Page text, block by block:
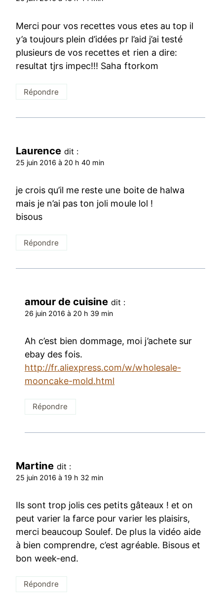
Merci pour vos recettes vous etes au top il
y’a toujours plein d’idées pr l’aid j’ai testé
plusieurs de vos recettes et rien a dire:
resultat tjrs impec!!! Saha ftorkom
Répondre
Laurence dit :
25 juin 2016 à 20 h 40 min
je crois qu’il me reste une boite de halwa
mais je n’ai pas ton joli moule lol !
bisous
Répondre
amour de cuisine dit :
26 juin 2016 à 20 h 39 min
Ah c’est bien dommage, moi j’achete sur
ebay des fois.
http://fr.aliexpress.com/w/wholesale-
mooncake-mold.html
Répondre
Martine dit :
25 juin 2016 à 19 h 32 min
Ils sont trop jolis ces petits gâteaux ! et on
peut varier la farce pour varier les plaisirs,
merci beaucoup Soulef. De plus la vidéo aide
à bien comprendre, c’est agréable. Bisous et
bon week-end.
Répondre